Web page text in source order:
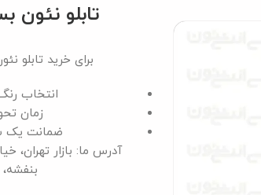
تابلو نئون
برای خرید تابلو
انتخاب
زمان تحویل: 3 تا 5
ضمانت یک
آدرس ما: بازار تهران،
بنفشه،